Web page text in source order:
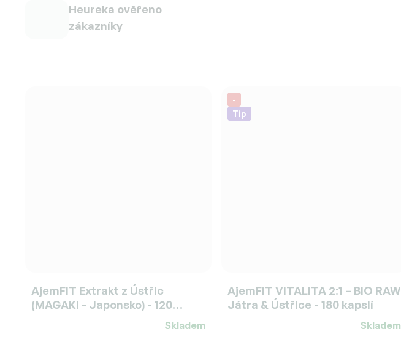
Heureka ověřeno
zákazníky
AjemFIT Extrakt z Ústřic
(MAGAKI - Japonsko) - 120
Skladem
-
Tip
AjemFIT VITALITA 2:1 – BIO RAW
Játra & Ústřice - 180 kapslí
Skladem